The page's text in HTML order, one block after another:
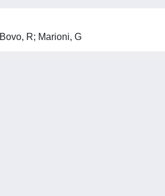
R; Marioni, G